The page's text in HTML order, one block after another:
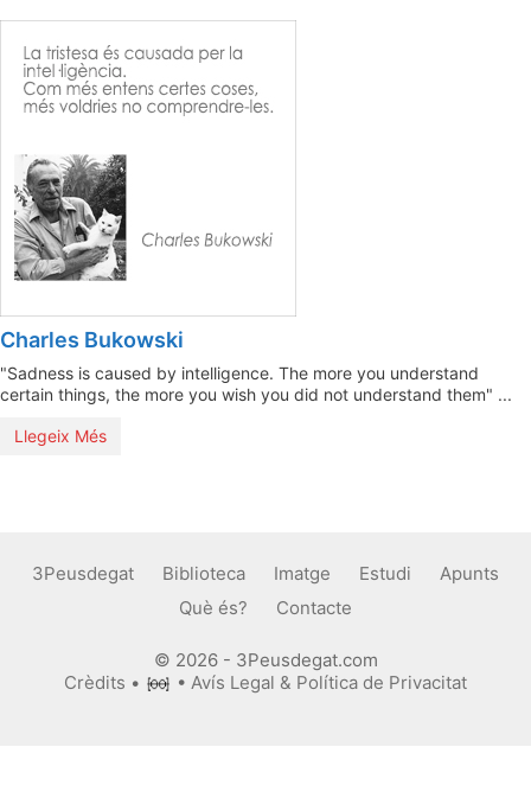
Charles Bukowski
"Sadness is caused by intelligence. The more you understand
certain things, the more you wish you did not understand them" ...
Llegeix Més
3Peusdegat Biblioteca Imatge Estudi
Apunts
Què és?
Contacte
© 2026 - 3Peusdegat.com
Crèdits • •Avís Legal & Política de Privacitat